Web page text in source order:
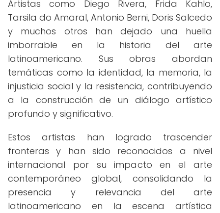
Artistas como Diego Rivera, Frida Kahlo,
Tarsila do Amaral, Antonio Berni, Doris Salcedo
y muchos otros han dejado una huella
imborrable en la historia del arte
latinoamericano. Sus obras abordan
temáticas como la identidad, la memoria, la
injusticia social y la resistencia, contribuyendo
a la construcción de un diálogo artístico
profundo y significativo.
Estos artistas han logrado trascender
fronteras y han sido reconocidos a nivel
internacional por su impacto en el arte
contemporáneo global, consolidando la
presencia y relevancia del arte
latinoamericano en la escena artística